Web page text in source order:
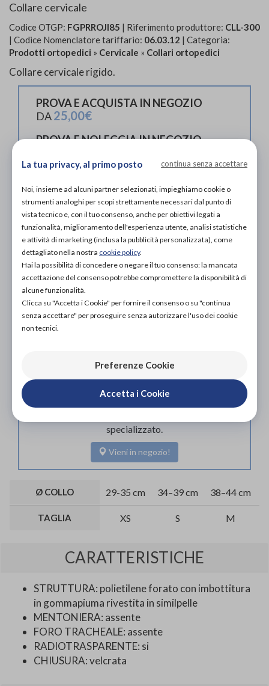
Collare cervicale
Codice OTGP: FGPRROJI85 | Riferimento produttore: CLL-300
| Codice Nomenclatore tariffario: 06.03.12 | Categoria:
Prodotti ortopedici » Cervicale » Collari ortopedici
Collare cervicale rigido.
PROVA E ACQUISTA IN NEGOZIO
DA25,00€
PROVA E NOLEGGIA IN NEGOZIO
DA25,00€
Organizza prova in negozio
Aggiungi al carrello
L'acquisto in negozio è raccomandato per garantire il
specializzato.
Vieni in negozio!
Ø COLLO 29-35 cm 34–39 cm 38–44 cm
TAGLIA XS S M
CARATTERISTICHE
STRUTTURA: polietilene forato con imbottitura
in gommapiuma rivestita in similpelle
MENTONIERA: assente
FORO TRACHEALE: assente
RADIOTRASPARENTE: si
CHIUSURA: velcrata
La tua privacy, al primo posto continua senza accettare
Noi, insieme ad alcuni partner selezionati, impieghiamo cookie o
strumenti analoghi per scopi strettamente necessari dal punto di
vista tecnico e, con il tuo consenso, anche per obiettivi legati a
funzionalità, miglioramento dell'esperienza utente, analisi statistiche
e attività di marketing (inclusa la pubblicità personalizzata), come
dettagliato nella nostra cookie policy.
Hai la possibilità di concedere o negare il tuo consenso: la mancata
accettazione del consenso potrebbe compromettere la disponibilità di
alcune funzionalità.
Clicca su "Accetta i Cookie" per fornire il consenso o su "continua
senza accettare" per proseguire senza autorizzare l'uso dei cookie
non tecnici.
Preferenze Cookie
Accetta i Cookie